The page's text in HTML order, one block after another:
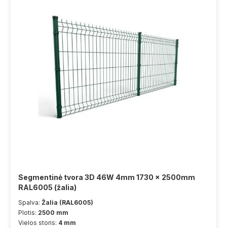
Segmentinė tvora 3D 46W 4mm 1730 x 2500mm
RAL6005 (žalia)
Spalva: Žalia (RAL6005)
Plotis: 2500 mm
Vielos storis: 4 mm